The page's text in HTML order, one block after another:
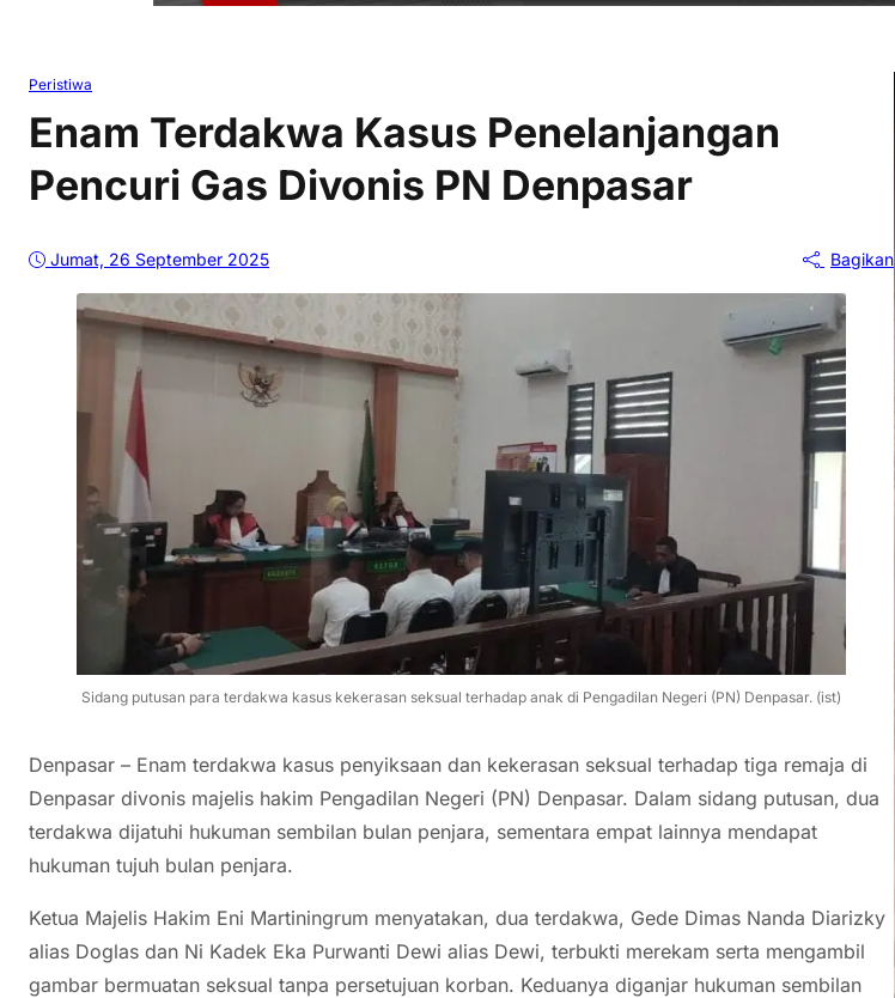
Peristiwa
Enam Terdakwa Kasus Penelanjangan
Pencuri Gas Divonis PN Denpasar
Jumat, 26 September 2025 Bagikan
Sidang putusan para terdakwa kasus kekerasan seksual terhadap anak di Pengadilan Negeri (PN) Denpasar. (ist)
Denpasar – Enam terdakwa kasus penyiksaan dan kekerasan seksual terhadap tiga remaja di
Denpasar divonis majelis hakim Pengadilan Negeri (PN) Denpasar. Dalam sidang putusan, dua
terdakwa dijatuhi hukuman sembilan bulan penjara, sementara empat lainnya mendapat
hukuman tujuh bulan penjara.
Ketua Majelis Hakim Eni Martiningrum menyatakan, dua terdakwa, Gede Dimas Nanda Diarizky
alias Doglas dan Ni Kadek Eka Purwanti Dewi alias Dewi, terbukti merekam serta mengambil
gambar bermuatan seksual tanpa persetujuan korban. Keduanya diganjar hukuman sembilan